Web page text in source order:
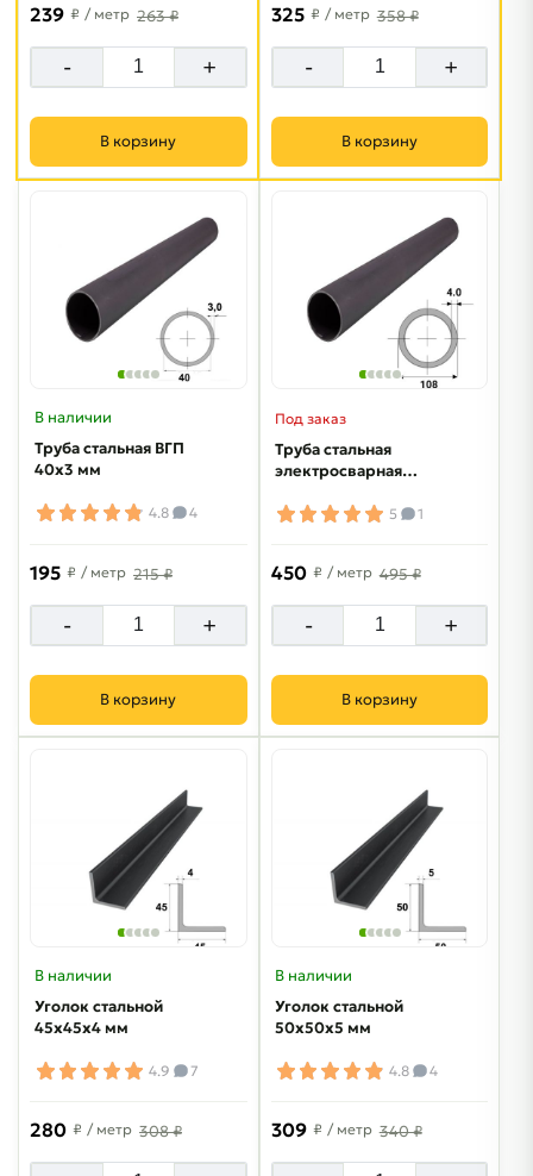
239 ₽ / метр 263 ₽
- +
В корзину
325 ₽ / метр 358 ₽
- +
В корзину
В наличии
Труба стальная ВГП
40х3 мм
4.8 4
195 ₽ / метр 215 ₽
- +
В корзину
Под заказ
Труба стальная
электросварная
5 1
450 ₽ / метр 495 ₽
- +
В корзину
В наличии
Уголок стальной
45х45х4 мм
4.9 7
280 ₽ / метр 308 ₽
В наличии
Уголок стальной
50х50х5 мм
4.8 4
309 ₽ / метр 340 ₽